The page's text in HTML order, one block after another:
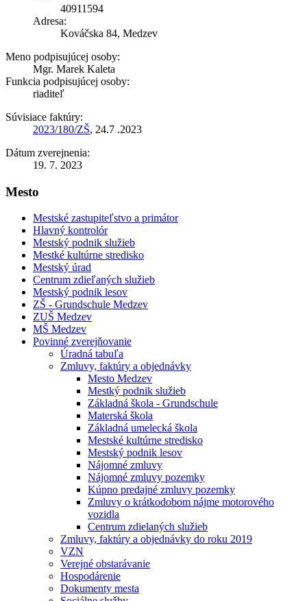
40911594
Adresa:
Kováčska 84, Medzev
Meno podpisujúcej osoby:
Mgr. Marek Kaleta
Funkcia podpisujúcej osoby:
riaditeľ
Súvisiace faktúry:
2023/180/ZŠ, 24.7 .2023
Dátum zverejnenia:
19. 7. 2023
Mesto
Mestské zastupiteľstvo a primátor
Hlavný kontrolór
Mestský podnik služieb
Mestké kultúrne stredisko
Mestský úrad
Centrum zdieľaných služieb
Mestský podnik lesov
ZŠ - Grundschule Medzev
ZUŠ Medzev
MŠ Medzev
Povinné zverejňovanie
Úradná tabuľa
Zmluvy, faktúry a objednávky
Mesto Medzev
Mestký podnik služieb
Základná škola - Grundschule
Materská škola
Základná umelecká škola
Mestské kultúrne stredisko
Mestský podnik lesov
Nájomné zmluvy
Nájomné zmluvy pozemky
Kúpno predajné zmluvy pozemky
Zmluvy o krátkodobom nájme motorového
vozidla
Centrum zdielaných služieb
Zmluvy, faktúry a objednávky do roku 2019
VZN
Verejné obstarávanie
Hospodárenie
Dokumenty mesta